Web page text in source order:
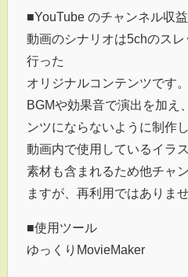
■YouTube のチャンネル収
動画のシナリオは5chのス
行った
オリジナルコンテンツです。
BGMや効果音で演出を加え
ンツにならないように制作
動画内で使用しているイラ
素材も含まれるため他チャ
ますが、再利用ではありませ
■使用ツール
ゆっくりMovieMaker